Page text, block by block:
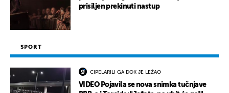
prisiljen prekinuti nastup
SPORT
CIPELARILI GA DOK JE LEŽAO
VIDEO Pojavila se nova snimka tučnjave